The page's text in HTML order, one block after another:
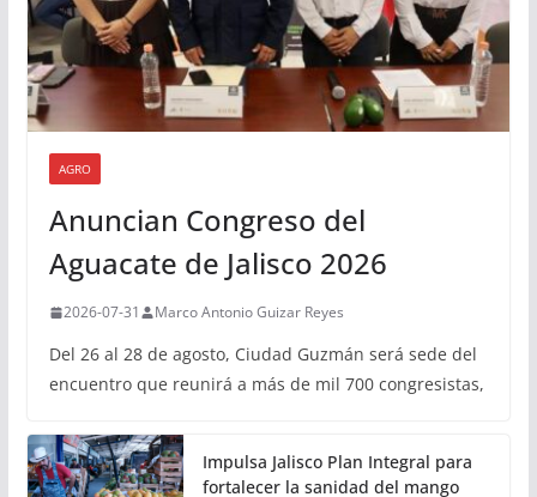
AGRO
Anuncian Congreso del
Aguacate de Jalisco 2026
2026-07-31 Marco Antonio Guizar Reyes
Del 26 al 28 de agosto, Ciudad Guzmán será sede del
encuentro que reunirá a más de mil 700 congresistas,
Impulsa Jalisco Plan Integral para
fortalecer la sanidad del mango